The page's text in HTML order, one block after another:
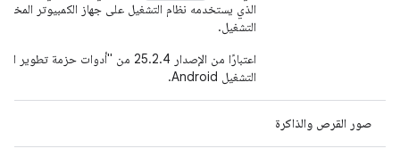
الذي يستخدمه نظام التشغيل على جهاز الكمبيوتر
التشغيل.
اعتبارًا من الإصدار 25.2.4 من
التشغيل Android.
صور القرص والذاكرة